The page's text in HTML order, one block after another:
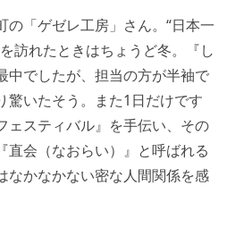
の「ゲゼレ工房」さん。“日本一
訪れたときはちょうど冬。『し
中でしたが、担当の方が半袖で
驚いたそう。また1日だけです
ェスティバル』を手伝い、その
直会（なおらい）』と呼ばれる
なかなかない密な人間関係を感